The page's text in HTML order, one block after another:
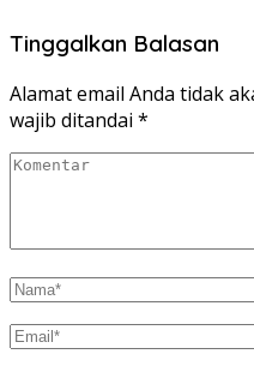
Tinggalkan Balasan
Alamat email Anda tidak
wajib ditandai *